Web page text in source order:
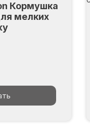
Кормушка
мелких